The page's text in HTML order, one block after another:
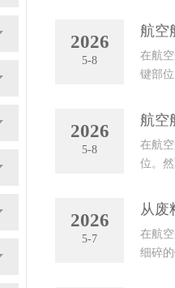
2026
5-8
航空
在航
键部
2026
5-8
航空
在航
位。
2026
5-7
从废
在航
细碎